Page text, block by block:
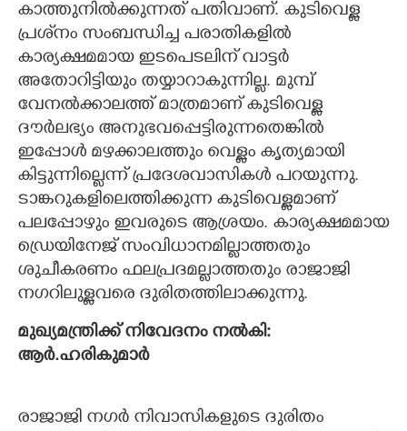
കാത്തുനിൽക്കുന്നത് പതിവാണ്. കുടിവെള്ള
പ്രശ്‌നം സംബന്ധിച്ച പരാതികളിൽ
കാര്യക്ഷമമായ ഇടപെടലിന് വാട്ടർ
അതോറിട്ടിയും തയ്യാറാകുന്നില്ല. മുമ്പ്
വേനൽക്കാലത്ത് മാത്രമാണ് കുടിവെള്ള
ദൗർലഭ്യം അനുഭവപ്പെട്ടിരുന്നതെങ്കിൽ
ഇപ്പോൾ മഴക്കാലത്തും വെള്ളം കൃത്യമായി
കിട്ടുന്നില്ലെന്ന് പ്രദേശവാസികൾ പറയുന്നു.
ടാങ്കറുകളിലെത്തിക്കുന്ന കുടിവെള്ളമാണ്
പലപ്പോഴും ഇവരുടെ ആശ്രയം. കാര്യക്ഷമമായ
ഡ്രെയിനേജ് സംവിധാനമില്ലാത്തതും
ശുചീകരണം ഫലപ്രദമല്ലാത്തതും രാജാജി
നഗറിലുള്ളവരെ ദുരിതത്തിലാക്കുന്നു.
മുഖ്യമന്ത്രിക്ക് നിവേദനം നൽകി:
ആർ.ഹരികുമാർ
രാജാജി നഗർ നിവാസികളുടെ ദുരിതം